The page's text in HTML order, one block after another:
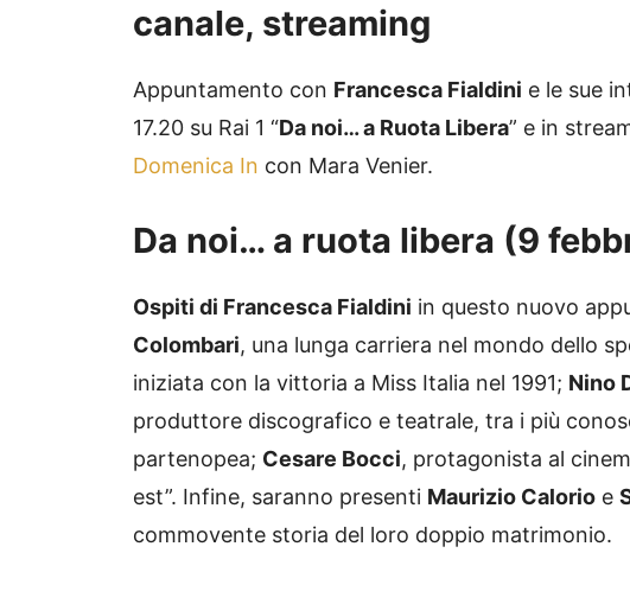
canale, streaming
Appuntamento con Francesca Fialdini e le sue
17.20 su Rai 1 “Da noi… a Ruota Libera” e in
Domenica In con Mara Venier.
Da noi… a ruota libera (9
Ospiti di Francesca Fialdini in questo nuovo
Colombari, una lunga carriera nel mondo dello
iniziata con la vittoria a Miss Italia nel 1991; Nino
produttore discografico e teatrale, tra i più
partenopea; Cesare Bocci, protagonista al
est”. Infine, saranno presenti Maurizio Calorio e
commovente storia del loro doppio matrimonio.